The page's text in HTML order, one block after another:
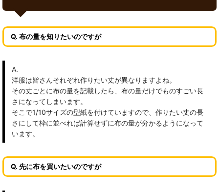
Q. 布の量を知りたいのですが
A.
洋服は皆さんそれぞれ作りたい丈が異なりますよね。
その丈ごとに布の量を記載したら、布の量だけでものすごい長
さになってしまいます。
そこで1/10サイズの型紙を付けていますので、作りたい丈の長
さにして枠に並べれば計算せずに布の量が分かるようになって
います。
Q. 先に布を買いたいのですが